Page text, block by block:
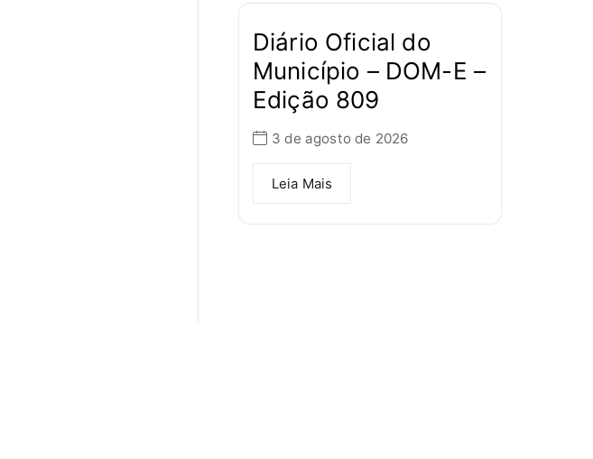
Diário Oficial do
Município – DOM-E –
Edição 809
3 de agosto de 2026
Leia Mais